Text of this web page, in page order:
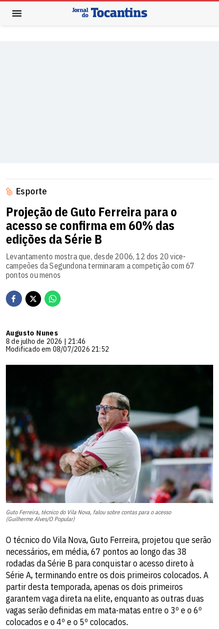
Esporte
Projeção de Guto Ferreira para o
acesso se confirma em 60% das
edições da Série B
Levantamento mostra que, desde 2006, 12 dos 20 vice-
campeões da Segundona terminaram a competição com 67
pontos ou menos
Augusto Nunes
8 de julho de 2026 | 21:46
Modificado em 08/07/2026 21:52
Guto Ferreira, técnico do Vila Nova, falou sobre contas para o acesso
(Guilherme Alves/O Popular)
O técnico do Vila Nova, Guto Ferreira, projetou que serão
necessários, em média, 67 pontos ao longo das 38
rodadas da Série B para conquistar o acesso direto à
Série A, terminando entre os dois primeiros colocados. A
partir desta temporada, apenas os dois primeiros
garantem vaga direta na elite, enquanto as outras duas
vagas serão definidas em mata-matas entre o 3º e o 6º
colocados e o 4º e o 5º colocados.